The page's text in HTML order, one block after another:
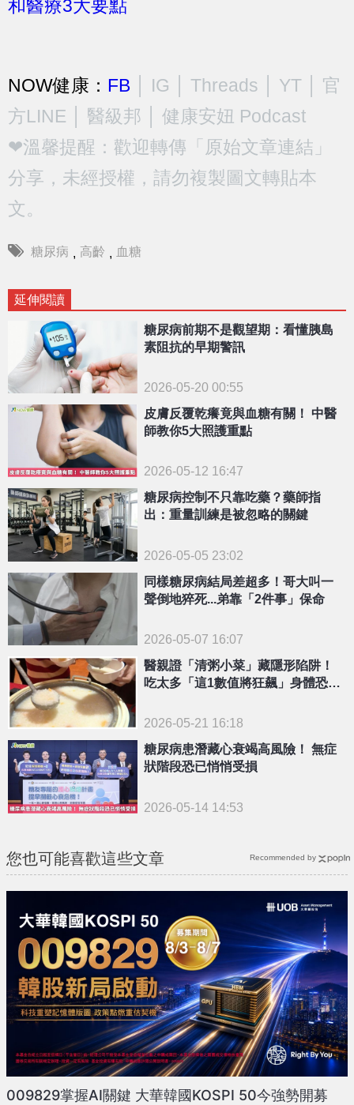
和醫療3大要點
NOW健康： FB│ IG Threads YT│ 官
方LINE
醫級邦
健康安妞 Podcast
❤溫馨提醒：歡迎轉傳「原始文章連結」
分享，未經授權，請勿複製圖文轉貼本
文。
糖尿病 , 高齡 , 血糖
延伸閱讀
糖尿病前期不是觀望期：看懂胰島
素阻抗的早期警訊
2026-05-20 00:55
皮膚反覆乾癢竟與血糖有關！ 中醫
師教你5大照護重點
2026-05-12 16:47
糖尿病控制不只靠吃藥？藥師指
出：重量訓練是被忽略的關鍵
2026-05-05 23:02
同樣糖尿病結局差超多！哥大叫一
聲倒地猝死...弟靠「2件事」保命
2026-05-07 16:07
醫親證「清粥小菜」藏隱形陷阱！
吃太多「這1數值將狂飆」身體恐亮
2026-05-21 16:18
糖尿病患潛藏心衰竭高風險！ 無症
狀階段恐已悄悄受損
2026-05-14 14:53
您也可能喜歡這些文章
009829掌握AI關鍵 大華韓國KOSPI 50今強勢開募
Recommended by